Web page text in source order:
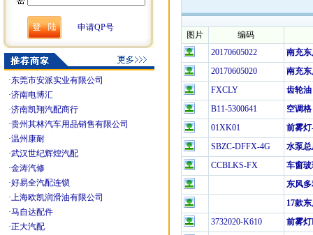
申请QP号
·东莞市安派实业有限公司
·济南电博汇
·济南凯翔汽配商行
·贵州其林汽车用品销售有限公司
·温州康耐
·武汉世纪辉煌汽配
·金涛汽修
·好易全汽配连锁
·上海欧凯润滑油有限公司
·马自达配件
·正大汽配
图片
编码
20170605022
南充
20170605020
南充
FXCLY
齿轮油
B11-5300641
空调格
01XK01
前雾灯
SBZC-DFFX-4G
水泵总
CCBLKS-FX
车窗
东风
17款
3732020-K610
前雾